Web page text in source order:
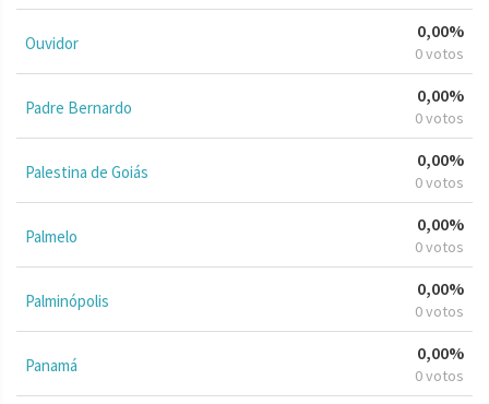
Ouvidor
0,00%
0 votos
Padre Bernardo
0,00%
0 votos
Palestina de Goiás
0,00%
0 votos
Palmelo
0,00%
0 votos
Palminópolis
0,00%
0 votos
Panamá
0,00%
0 votos